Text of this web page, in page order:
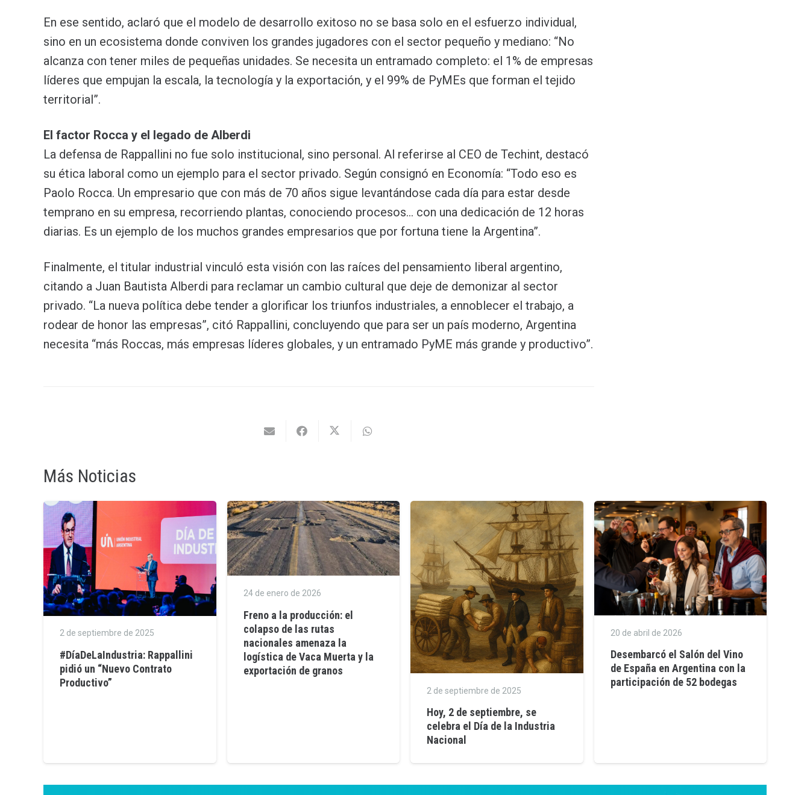
En ese sentido, aclaró que el modelo de desarrollo exitoso no se basa solo en el esfuerzo individual,
sino en un ecosistema donde conviven los grandes jugadores con el sector pequeño y mediano: “No
alcanza con tener miles de pequeñas unidades. Se necesita un entramado completo: el 1% de empresas
líderes que empujan la escala, la tecnología y la exportación, y el 99% de PyMEs que forman el tejido
territorial”.
El factor Rocca y el legado de Alberdi
La defensa de Rappallini no fue solo institucional, sino personal. Al referirse al CEO de Techint, destacó
su ética laboral como un ejemplo para el sector privado. Según consignó en Economía: “Todo eso es
Paolo Rocca. Un empresario que con más de 70 años sigue levantándose cada día para estar desde
temprano en su empresa, recorriendo plantas, conociendo procesos… con una dedicación de 12 horas
diarias. Es un ejemplo de los muchos grandes empresarios que por fortuna tiene la Argentina”.
Finalmente, el titular industrial vinculó esta visión con las raíces del pensamiento liberal argentino,
citando a Juan Bautista Alberdi para reclamar un cambio cultural que deje de demonizar al sector
privado. “La nueva política debe tender a glorificar los triunfos industriales, a ennoblecer el trabajo, a
rodear de honor las empresas”, citó Rappallini, concluyendo que para ser un país moderno, Argentina
necesita “más Roccas, más empresas líderes globales, y un entramado PyME más grande y productivo”.
Más Noticias
2 de septiembre de 2025
#DíaDeLaIndustria: Rappallini
pidió un “Nuevo Contrato
Productivo”
24 de enero de 2026
Freno a la producción: el
colapso de las rutas
nacionales amenaza la
logística de Vaca Muerta y la
exportación de granos
2 de septiembre de 2025
Hoy, 2 de septiembre, se
celebra el Día de la Industria
Nacional
20 de abril de 2026
Desembarcó el Salón del Vino
de España en Argentina con la
participación de 52 bodegas